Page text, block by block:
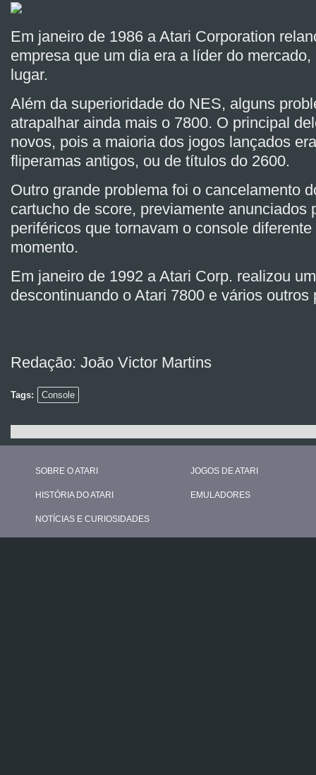
Em janeiro de 1986 a Atari Corporation
empresa que um dia era a líder do
lugar.
Além da superioridade do NES, alguns
atrapalhar ainda mais o 7800. O principal
novos, pois a maioria dos jogos lançados
fliperamas antigos, ou de títulos do 2600.
Outro grande problema foi o cancelamento
cartucho de score, previamente anunciados
periféricos que tornavam o console
momento.
Em janeiro de 1992 a Atari Corp. realizou
descontinuando o Atari 7800 e vários outros
Redação: João Victor Martins
Tags: Console
SOBRE O ATARI
HISTÓRIA DO ATARI
NOTÍCIAS E CURIOSIDADES
JOGOS DE ATARI
EMULADORES